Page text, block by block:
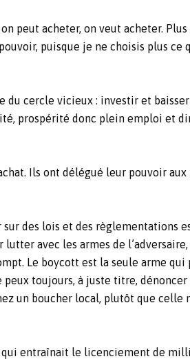
peut acheter, on veut acheter.
puisque je ne choisis plus ce
du cercle vicieux : investir et
prospérité donc plein emploi et
Ils ont délégué leur pouvoir
des lois et des règlementations
avec les armes de
Le boycott est la seule arme
toujours, à juste titre, dénoncer
un boucher local, plutôt que celle
entraînait le licenciement de